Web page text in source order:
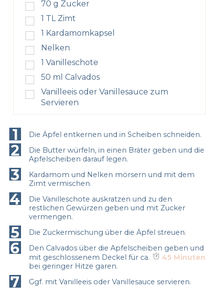
70 g Zucker
1 TL Zimt
1 Kardamomkapsel
Nelken
1 Vanilleschote
50 ml Calvados
Vanilleeis oder Vanillesauce zum
Servieren
1 Die Äpfel entkernen und in Scheiben schneiden.
2
Die Butter würfeln, in einen Bräter geben und die
Apfelscheiben darauf legen.
3
Kardamom und Nelken mörsern und mit dem
Zimt vermischen.
4
Die Vanilleschote auskratzen und zu den
restlichen Gewürzen geben und mit Zucker
vermengen.
5 Die Zuckermischung über die Äpfel streuen.
6
Den Calvados über die Apfelscheiben geben und
mit geschlossenem Deckel für ca.
45 Minuten
bei geringer Hitze garen.
7 Ggf. mit Vanilleeis oder Vanillesauce servieren.